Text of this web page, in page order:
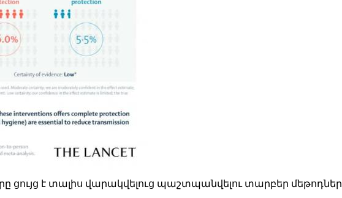
է տալիս վարակվելուց պաշտպանվելու տարբեր մեթոդների